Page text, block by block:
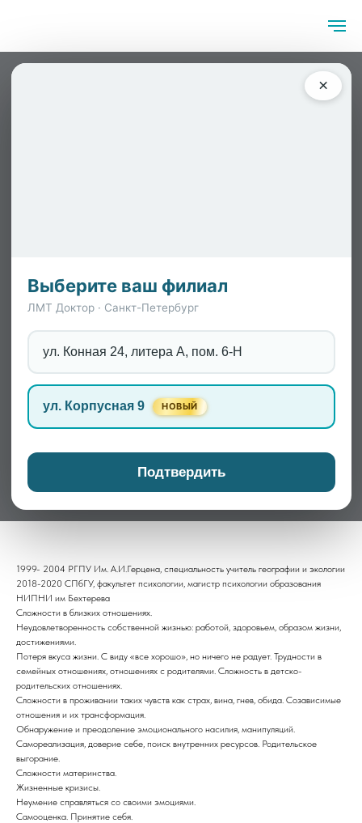
×
Выберите ваш филиал
ЛМТ Доктор · Санкт-Петербург
ул. Конная 24, литера А, пом. 6-Н
ул. Корпусная 9 НОВЫЙ
Подтвердить
Стецюра Анна Константиновна
1999- 2004 РГПУ Им. А.И.Герцена, специальность учитель географии и экологии
2018-2020 СПбГУ, факультет психологии, магистр психологии образования
НИПНИ им Бехтерева
Сложности в близких отношениях.
Неудовлетворенность собственной жизнью: работой, здоровьем, образом жизни,
достижениями.
Потеря вкуса жизни. С виду «все хорошо», но ничего не радует. Трудности в
семейных отношениях, отношениях с родителями. Сложность в детско-
родительских отношениях.
Сложности в проживании таких чувств как страх, вина, гнев, обида. Созависимые
отношения и их трансформация.
Обнаружение и преодоление эмоционального насилия, манипуляций.
Самореализация, доверие себе, поиск внутренних ресурсов. Родительское
выгорание.
Сложности материнства.
Жизненные кризисы.
Неумение справляться со своими эмоциями.
Самооценка. Принятие себя.